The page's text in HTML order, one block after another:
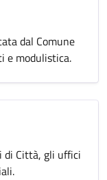
dal Comune
e modulistica.
di Città, gli uffici